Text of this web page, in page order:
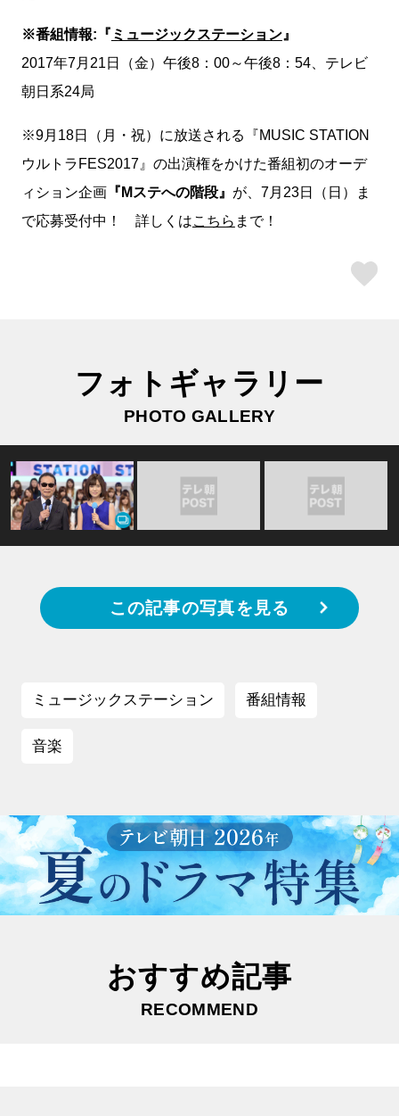
※番組情報:『 ミュージックステーション』
2017年7月21日（金）午後8：00～午後8：54、テレビ
朝日系24局
※9月18日（月・祝）に放送される『MUSIC STATION
ウルトラFES2017』の出演権をかけた番組初のオーデ
ィション企画『Mステへの階段』 が、7月23日（日）ま
で応募受付中！ 詳しくは こちら まで！
フォトギャラリー
PHOTO GALLERY
この記事の写真を見る
ミュージックステーション 番組情報
音楽
おすすめ記事
RECOMMEND